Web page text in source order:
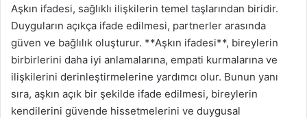
Aşkın ifadesi, sağlıklı ilişkilerin temel taşlarından biridir.
Duyguların açıkça ifade edilmesi, partnerler arasında
güven ve bağlılık oluşturur. **Aşkın ifadesi**, bireylerin
birbirlerini daha iyi anlamalarına, empati kurmalarına ve
ilişkilerini derinleştirmelerine yardımcı olur. Bunun yanı
sıra, aşkın açık bir şekilde ifade edilmesi, bireylerin
kendilerini güvende hissetmelerini ve duygusal